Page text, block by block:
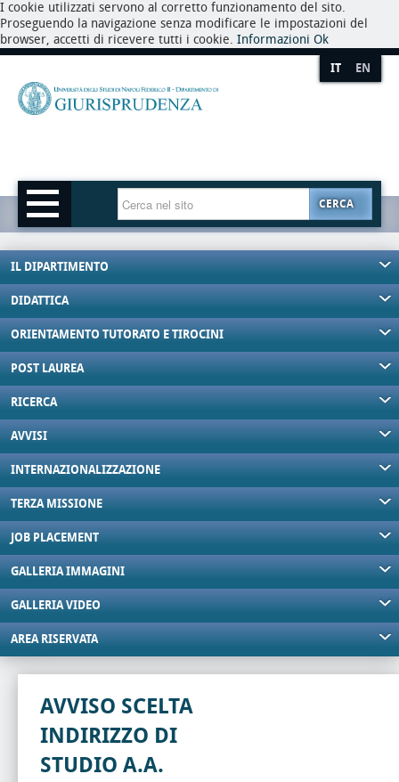
I cookie utilizzati servono al corretto funzionamento del sito.
Proseguendo la navigazione senza modificare le impostazioni del
browser, accetti di ricevere tutti i cookie. Informazioni Ok
IT EN
CERCA
IL DIPARTIMENTO
DIDATTICA
ORIENTAMENTO TUTORATO E TIROCINI
POST LAUREA
RICERCA
AVVISI
INTERNAZIONALIZZAZIONE
TERZA MISSIONE
JOB PLACEMENT
GALLERIA IMMAGINI
GALLERIA VIDEO
AREA RISERVATA
AVVISO SCELTA
INDIRIZZO DI
STUDIO A.A.